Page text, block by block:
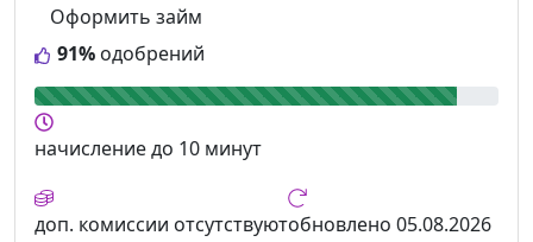
91% одобрений
Оформить займ
начислениедо 10 минут
доп. комиссии отсутствуютобновлено 05.08.2026